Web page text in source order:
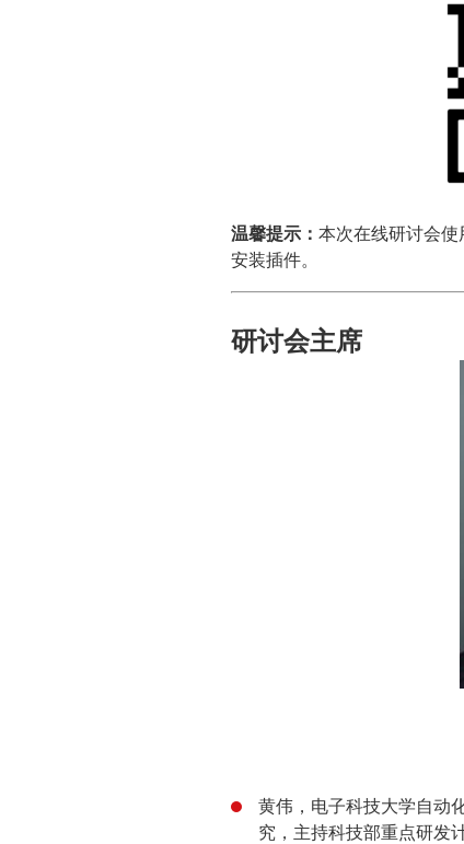
温馨提示： 本次在线研讨会
安装插件。
研讨会主席
黄伟，电子科技大学自动
究，主持科技部重点研发